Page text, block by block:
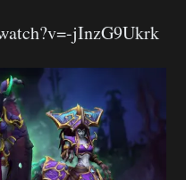
jInzG9Ukrk